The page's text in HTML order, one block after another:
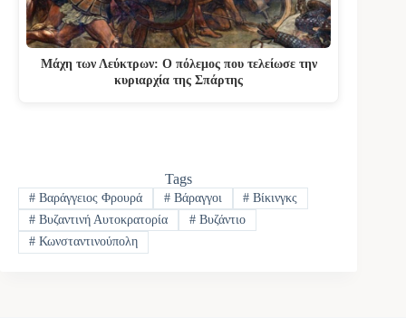
Μάχη των Λεύκτρων: Ο πόλεμος που τελείωσε την
κυριαρχία της Σπάρτης
Tags
#Βαράγγειος Φρουρά #Βάραγγοι # Βίκινγκς
#Βυζαντινή Αυτοκρατορία #Βυζάντιο
#Κωνσταντινούπολη